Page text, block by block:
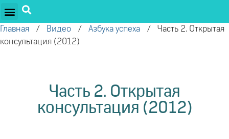
Главная / Видео / Азбука успеха / Часть 2. Открытая
консультация (2012)
Часть 2. Открытая
консультация (2012)